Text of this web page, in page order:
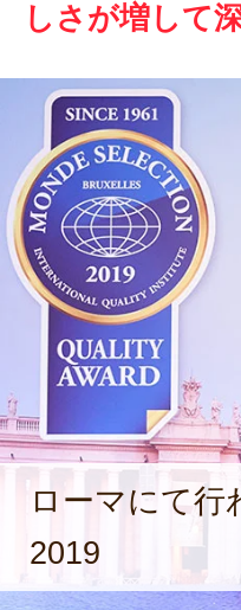
しさが増して
ローマにて
2019